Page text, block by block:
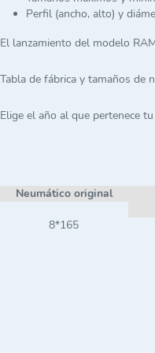
Perfil (ancho, alto) y
El lanzamiento del modelo
Tabla de fábrica y tamaños de
Elige el año al que pertenece
Neumático original
8*165